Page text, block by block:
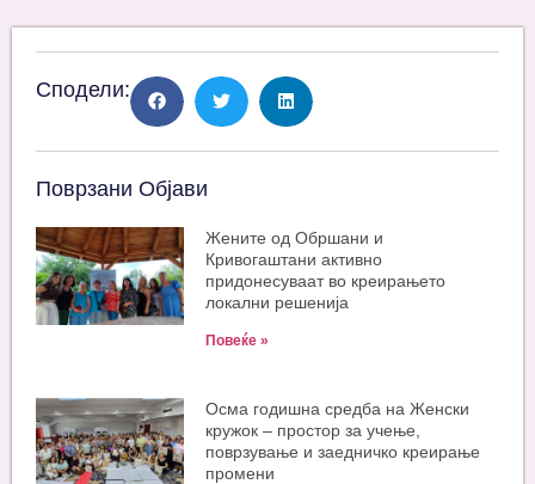
Сподели:
Поврзани Објави
Жените од Обршани и
Кривогаштани активно
придонесуваат во креирањето
локални решенија
Повеќе »
Oсма годишна средба на Женски
кружок – простор за учење,
поврзување и заедничко креирање
промени